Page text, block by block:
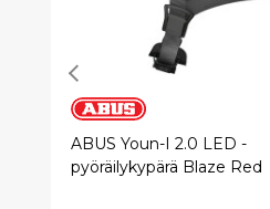
ABUS Youn-I 2.0 LED -
pyöräilykypärä Blaze Red